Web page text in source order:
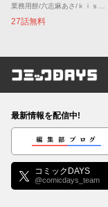
27話無料
コミック
最新情報を配信中!
編集部ブログ
コミックDAYS
@comicdays_team